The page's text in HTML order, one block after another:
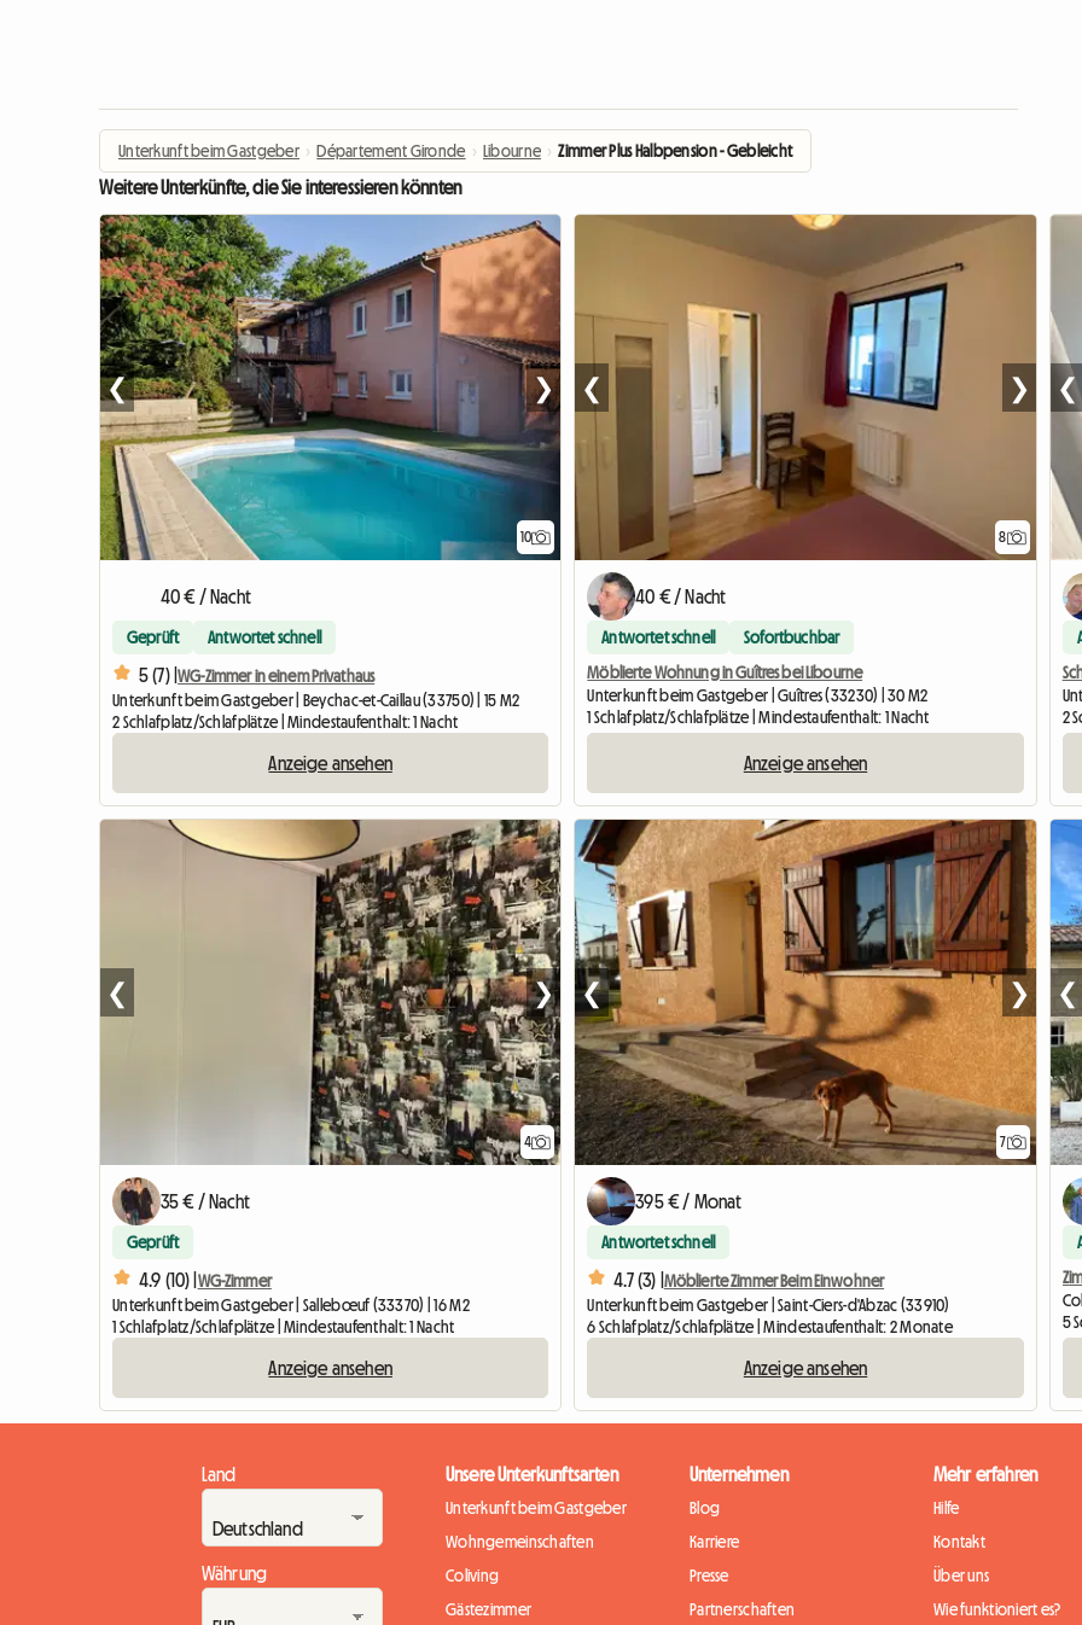
Unterkunft beim Gastgeber › Département Gironde › Libourne › Zimmer Plus Halbpension - Gebleicht
Weitere Unterkünfte, die Sie interessieren könnten
10
❮ ❯
40 € / Nacht
Geprüft Antwortet schnell
5 (7) |WG-Zimmer in einem Privathaus
Unterkunft beim Gastgeber | Beychac-et-Caillau (33750) | 15 M2
2 Schlafplatz/Schlafplätze | Mindestaufenthalt: 1 Nacht
Anzeige ansehen
8
❮ ❯
40 € / Nacht
Antwortet schnell Sofortbuchbar
Möblierte Wohnung in Guîtres bei Libourne
Unterkunft beim Gastgeber | Guîtres (33230) | 30 M2
1 Schlafplatz/Schlafplätze | Mindestaufenthalt: 1 Nacht
Anzeige ansehen
❮
2
4
❮ ❯
35 € / Nacht
Geprüft
4.9 (10) | WG-Zimmer
Unterkunft beim Gastgeber | Sallebœuf (33370) | 16 M2
1 Schlafplatz/Schlafplätze | Mindestaufenthalt: 1 Nacht
Anzeige ansehen
7
❮ ❯
395 € / Monat
Antwortet schnell
4.7 (3) | Möblierte Zimmer Beim Einwohner
Unterkunft beim Gastgeber | Saint-Ciers-d'Abzac (33910)
6 Schlafplatz/Schlafplätze | Mindestaufenthalt: 2 Monate
Anzeige ansehen
❮
5
Land
Währung
Unsere Unterkunftsarten
Unterkunft beim Gastgeber
Wohngemeinschaften
Coliving
Gästezimmer
Unternehmen
Blog
Karriere
Presse
Partnerschaften
Mehr erfahren
Hilfe
Kontakt
Über uns
Wie funktioniert es?